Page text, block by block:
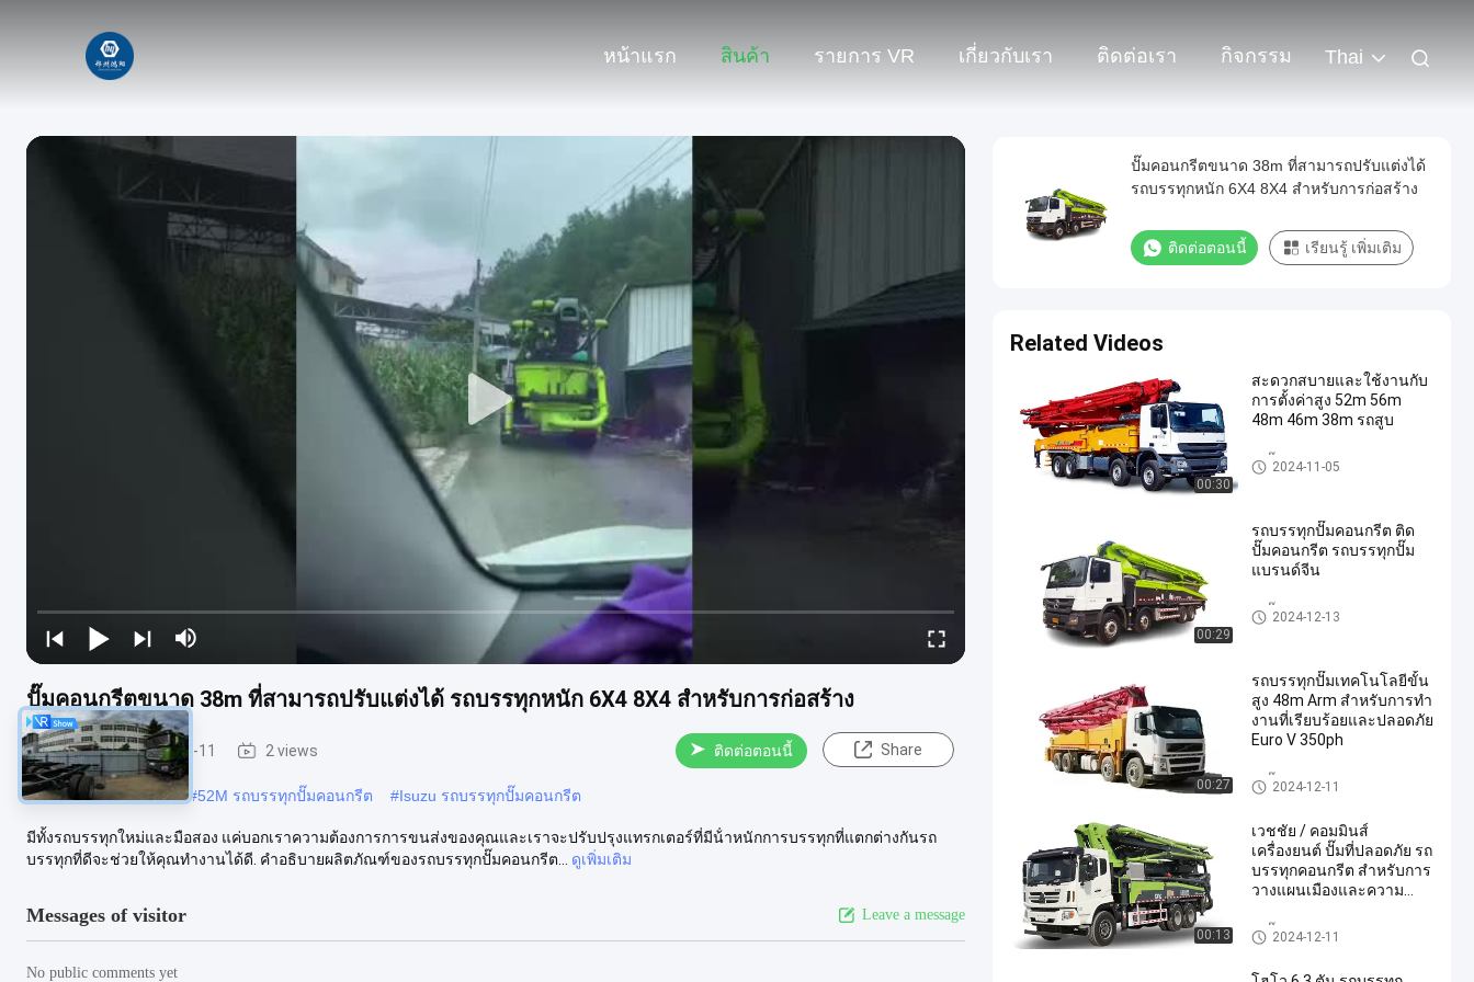
หน้าแรก สินค้า รายการ VR เกี่ยวกับเรา ติดต่อเรา กิจกรรม Thai
ปั๊มคอนกรีตขนาด 38m ที่สามารถปรับแต่งได้ รถบรรทุกหนัก 6X4 8X4 สําหรับการก่อสร้าง
รถปั๊ม 2024-12-11 2 views ติดต่อตอนนี้ Share
#Isuzu พั๊มรถคอนกรีต #52M รถบรรทุกปั๊มคอนกรีต #Isuzu รถบรรทุกปั๊มคอนกรีต
มีทั้งรถบรรทุกใหม่และมือสอง แค่บอกเราความต้องการการขนส่งของคุณและเราจะปรับปรุงแทรกเตอร์ที่มีน้ําหนักการบรรทุกที่แตกต่างกันรถ
บรรทุกที่ดีจะช่วยให้คุณทํางานได้ดี. คําอธิบายผลิตภัณฑ์ของรถบรรทุกปั๊มคอนกรีต...
ดูเพิ่มเติม
Messages of visitor Leave a message
No public comments yet
ปั๊มคอนกรีตขนาด 38m ที่สามารถปรับแต่งได้
รถบรรทุกหนัก 6X4 8X4 สําหรับการก่อสร้าง
ติดต่อตอนนี้ เรียนรู้ เพิ่มเติม
Related Videos
00:30
สะดวกสบายและใช้งานกับ
การตั้งค่าสูง 52m 56m
48m 46m 38m รถสูบ
รถปั๊ม2024-11-05
00:29
รถบรรทุกปั๊มคอนกรีต ติด
ปั๊มคอนกรีต รถบรรทุกปั๊ม
แบรนด์จีน
รถปั๊ม2024-12-13
00:27
รถบรรทุกปั๊มเทคโนโลยีขั้น
สูง 48m Arm สําหรับการทํา
งานที่เรียบร้อยและปลอดภัย
Euro V 350ph
รถปั๊ม2024-12-11
00:13
เวชชัย / คอมมินส์
เครื่องยนต์ ปั๊มที่ปลอดภัย รถ
บรรทุกคอนกรีต สําหรับการ
วางแผนเมืองและความ
รถปั๊ม2024-12-11